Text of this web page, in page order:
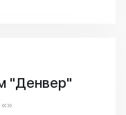
"Денвер"